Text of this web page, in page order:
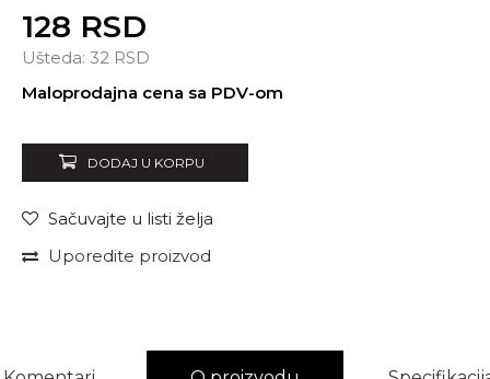
128 RSD
Ušteda: 32 RSD
Maloprodajna cena sa PDV-om
DODAJ U KORPU
Sačuvajte u listi želja
Uporedite proizvod